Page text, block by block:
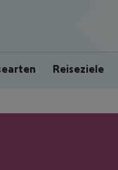
Reiseziele